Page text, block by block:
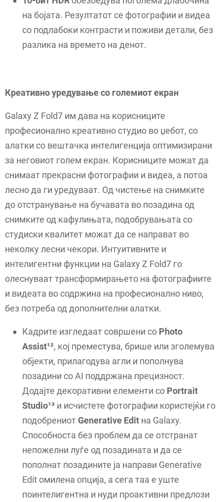
на бојата. Резултатот се фотографии и видеа
со подлабоки контрасти и поживи детали, без
разлика на времето на денот.
Креативно уредување со големиот екран
Galaxy Z Fold7 им дава на корисниците
професионално креативно студио во џебот, со
алатки со вештачка интелигенција оптимизирани
за неговиот голем екран. Корисниците можат да
снимаат прекрасни фотографии и видеа, а потоа
лесно да ги уредуваат. Од чистење на снимките
до отстранување на бучавата во позадина од
снимките од кафулињата, подобрувањата со
студиски квалитет можат да се направат во
неколку лесни чекори. Интуитивните и
интелигентни функции на Galaxy Z Fold7 го
олеснуваат трансформирањето на фотографиите
и видеата во содржина на професионално ниво,
без потреба од дополнителни алатки.
Кадрите изгледаат совршени со Photo
Assist¹², кој преместува, брише или зголемува
објекти, прилагодува агли и пополнува
позадини со AI поддржана прецизност.
Додајте декоративни елементи со Portrait
Studio¹³ и исчистете фотографии користејќи го
подобрениотGenerative Edit на Galaxy.
Способноста без проблем да се отстранат
непожелни луѓе од позадината и да се
пополнат позадините ја направи Generative
Edit омилена опција, а сега таа е уште
поинтелигентна и нуди проактивни предлози